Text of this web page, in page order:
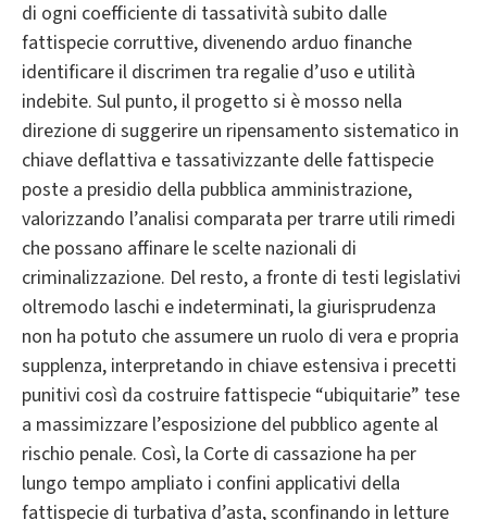
di ogni coefficiente di tassatività subito dalle
fattispecie corruttive, divenendo arduo finanche
identificare il discrimen tra regalie d’uso e utilità
indebite. Sul punto, il progetto si è mosso nella
direzione di suggerire un ripensamento sistematico in
chiave deflattiva e tassativizzante delle fattispecie
poste a presidio della pubblica amministrazione,
valorizzando l’analisi comparata per trarre utili rimedi
che possano affinare le scelte nazionali di
criminalizzazione. Del resto, a fronte di testi legislativi
oltremodo laschi e indeterminati, la giurisprudenza
non ha potuto che assumere un ruolo di vera e propria
supplenza, interpretando in chiave estensiva i precetti
punitivi così da costruire fattispecie “ubiquitarie” tese
a massimizzare l’esposizione del pubblico agente al
rischio penale. Così, la Corte di cassazione ha per
lungo tempo ampliato i confini applicativi della
fattispecie di turbativa d’asta, sconfinando in letture